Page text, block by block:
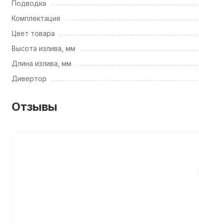
Подводка
Комплектация
Цвет товара
Высота излива, мм
Длина излива, мм
Дивертор
Отзывы